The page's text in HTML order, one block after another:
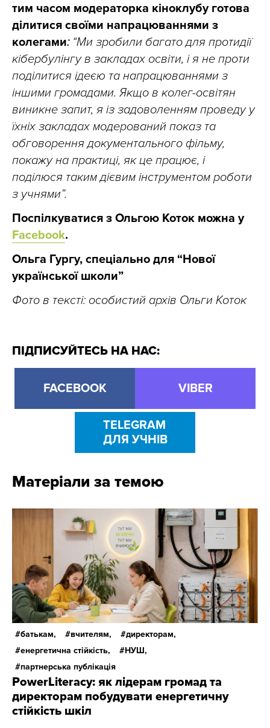
тим часом модераторка кіноклубу готова
ділитися своїми напрацюваннями з
колегами: “Ми зробили багато для протидії
кібербулінгу в закладах освіти, і я не проти
поділитися ідеєю та напрацюваннями з
іншими громадами. Якщо в колег-освітян
виникне запит, я із задоволенням проведу у
їхніх закладах модерований показ та
обговорення документального фільму,
покажу на практиці, як це працює, і
поділюся таким дієвим інструментом роботи
з учнями”.
Поспілкуватися з Ольгою Коток можна у
Facebook.
Ольга Гургу, спеціально для “Нової
української школи”
Фото в тексті: особистий архів Ольги Коток
ПІДПИСУЙТЕСЬ НА НАС:
FACEBOOK VIBER
TELEGRAM
ДЛЯ УЧНІВ
Матеріали за темою
батькам, вчителям,
директорам,
енергетична стійкість,
НУШ,
партнерська публікація
PowerLiteracy: як лідерам громад та
директорам побудувати енергетичну
стійкість шкіл